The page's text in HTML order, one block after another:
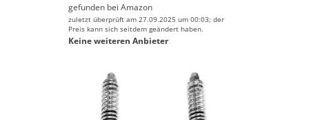
gefunden bei Amazon
zuletzt überprüft am 27.09.2025 um 00:03; der
Preis kann sich seitdem geändert haben.
Keine weiteren Anbieter